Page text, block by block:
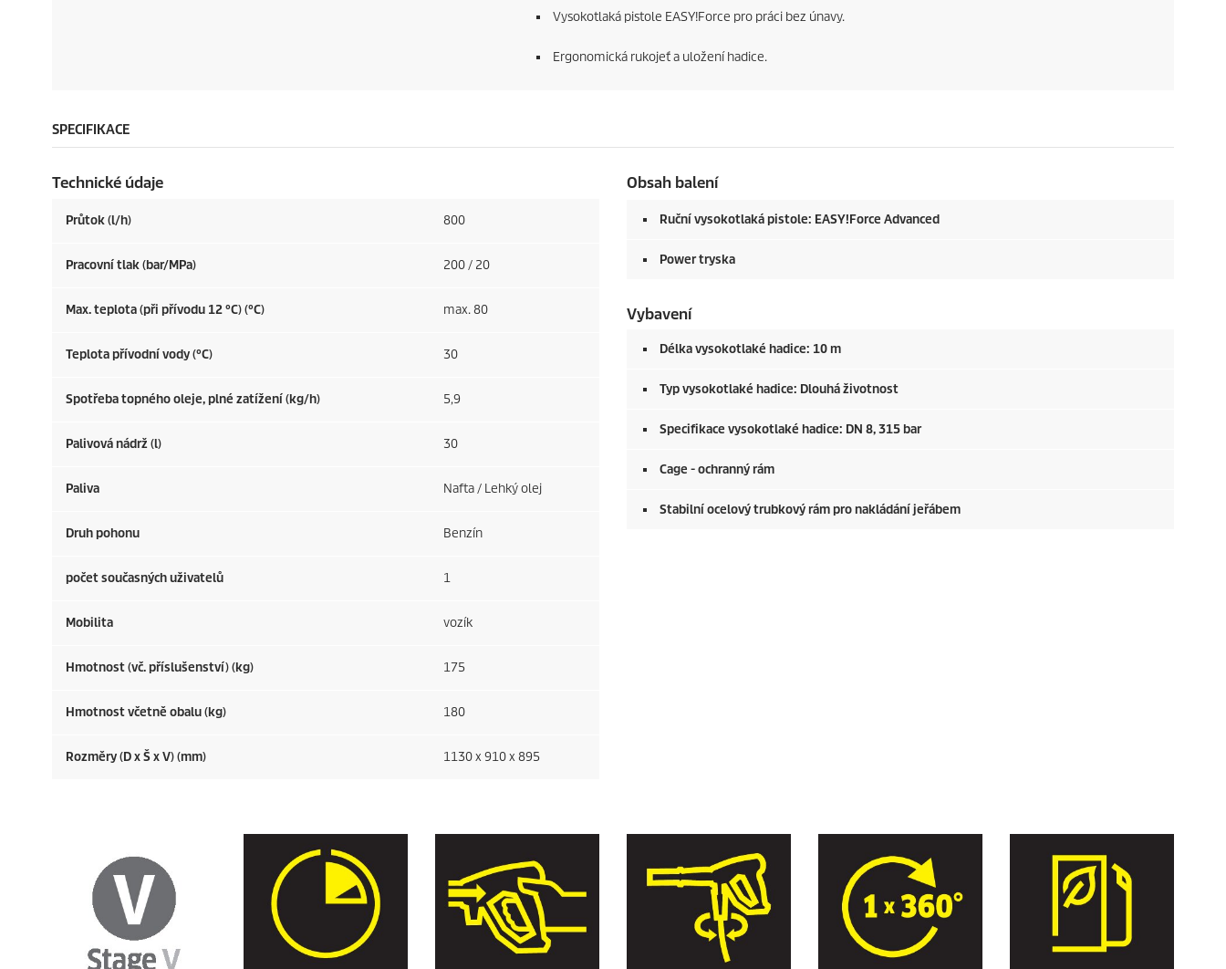
Vysokotlaká pistole EASY!Force pro práci bez únavy.
Ergonomická rukojeť a uložení hadice.
SPECIFIKACE
Technické údaje
Průtok (l/h) 800
Pracovní tlak (bar/MPa) 200 / 20
Max. teplota (při přívodu 12 °C) (°C) max. 80
Teplota přívodní vody (°C) 30
Spotřeba topného oleje, plné zatížení (kg/h) 5,9
Palivová nádrž (l) 30
Paliva Nafta / Lehký olej
Druh pohonu Benzín
počet současných uživatelů 1
Mobilita vozík
Hmotnost (vč. příslušenství) (kg) 175
Hmotnost včetně obalu (kg) 180
Rozměry (D x Š x V) (mm) 1130 x 910 x 895
Obsah balení
Ruční vysokotlaká pistole: EASY!Force Advanced
Power tryska
Vybavení
Délka vysokotlaké hadice: 10 m
Typ vysokotlaké hadice: Dlouhá životnost
Specifikace vysokotlaké hadice: DN 8, 315 bar
Cage - ochranný rám
Stabilní ocelový trubkový rám pro nakládání jeřábem